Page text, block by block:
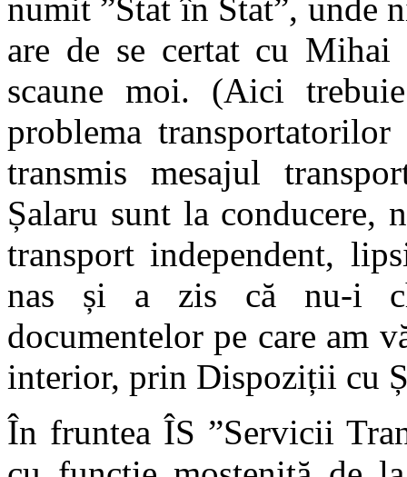
numit ”Stat în Stat”, unde
are de se certat cu
scaune moi. (Aici
problema
transmis mesajul
Șalaru sunt la
transport independent,
nas și a zis că nu-i
documentelor pe care am
interior, prin Dispoziții cu
În fruntea ÎS ”Servicii